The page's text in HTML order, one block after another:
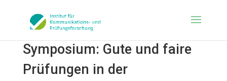
Symposium: Gute und faire
Prüfungen in der